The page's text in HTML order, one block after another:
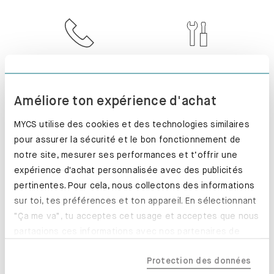
Améliore ton expérience d'achat
MYCS utilise des cookies et des technologies similaires
pour assurer la sécurité et le bon fonctionnement de
notre site, mesurer ses performances et t’offrir une
expérience d'achat personnalisée avec des publicités
pertinentes. Pour cela, nous collectons des informations
sur toi, tes préférences et ton appareil. En sélectionnant
"Ça me va", tu acceptes cet usage et acceptes que nous
tes données pourraient être traitées en dehors de l'UE,
Protection des données
RETOUR SOUS 100
JOURS
PRODUCTION
EXPRESS